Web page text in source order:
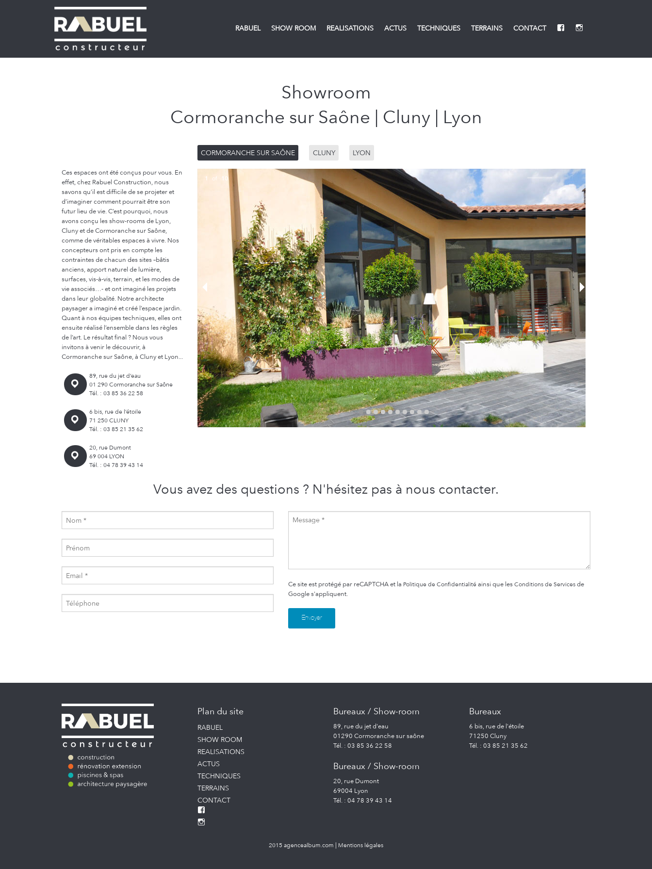
RABUEL SHOW ROOM REALISATIONS ACTUS TECHNIQUES TERRAINS CONTACT
Showroom
Cormoranche sur Saône | Cluny | Lyon
Ces espaces ont été conçus pour vous. En
effet, chez Rabuel Construction, nous
savons qu’il est difficile de se projeter et
d’imaginer comment pourrait être son
futur lieu de vie. C’est pourquoi, nous
avons conçu les show-rooms de Lyon,
Cluny et de Cormoranche sur Saône,
comme de véritables espaces à vivre. Nos
concepteurs ont pris en compte les
contraintes de chacun des sites –bâtis
anciens, apport naturel de lumière,
surfaces, vis-à-vis, terrain, et les modes de
vie associés…- et ont imaginé les projets
dans leur globalité. Notre architecte
paysager a imaginé et créé l’espace jardin.
Quant à nos équipes techniques, elles ont
ensuite réalisé l’ensemble dans les règles
de l’art. Le résultat final ? Nous vous
invitons à venir le découvrir, à
Cormoranche sur Saône, à Cluny et Lyon...
89, rue du jet d’eau
01 290 Cormoranche sur Saône
Tél. : 03 85 36 22 58
6 bis, rue de l’étoile
71 250 CLUNY
Tél. : 03 85 21 35 62
20, rue Dumont
69 004 LYON
Tél. : 04 78 39 43 14
CORMORANCHE SUR SAÔNE CLUNY LYON
1 of 10
Vous avez des questions ? N'hésitez pas à nous contacter.
Ce site est protégé par reCAPTCHA et la Politique de Confidentialitéainsi que les Conditions de Servicesde
Google s'appliquent.
Plan du site
RABUEL
SHOW ROOM
REALISATIONS
ACTUS
TECHNIQUES
TERRAINS
CONTACT
Bureaux / Show-room
89, rue du jet d'eau
01290 Cormoranche sur saône
Tél. : 03 85 36 22 58
Bureaux / Show-room
20, rue Dumont
69004 Lyon
Tél. : 04 78 39 43 14
Bureaux
6 bis, rue de l'étoile
71250 Cluny
Tél. : 03 85 21 35 62
2015 agencealbum.com | Mentions légales